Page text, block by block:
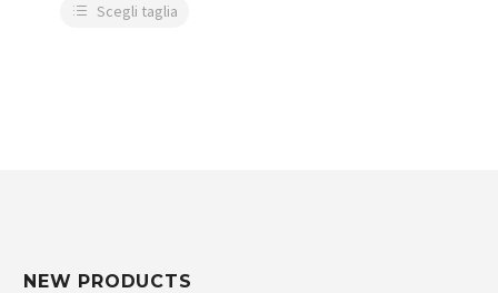
Scegli taglia
NEW PRODUCTS